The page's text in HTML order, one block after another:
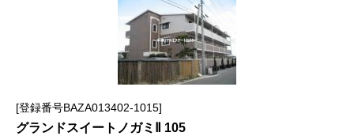
登録番号BAZA013402-1015
グランドスイートノガミⅡ 105